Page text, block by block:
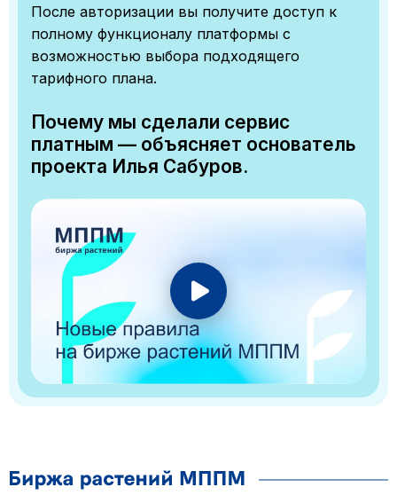
После авторизации вы получите доступ к
полному функционалу платформы с
возможностью выбора подходящего
тарифного плана.
Почему мы сделали сервис
платным — объясняет основатель
проекта Илья Сабуров.